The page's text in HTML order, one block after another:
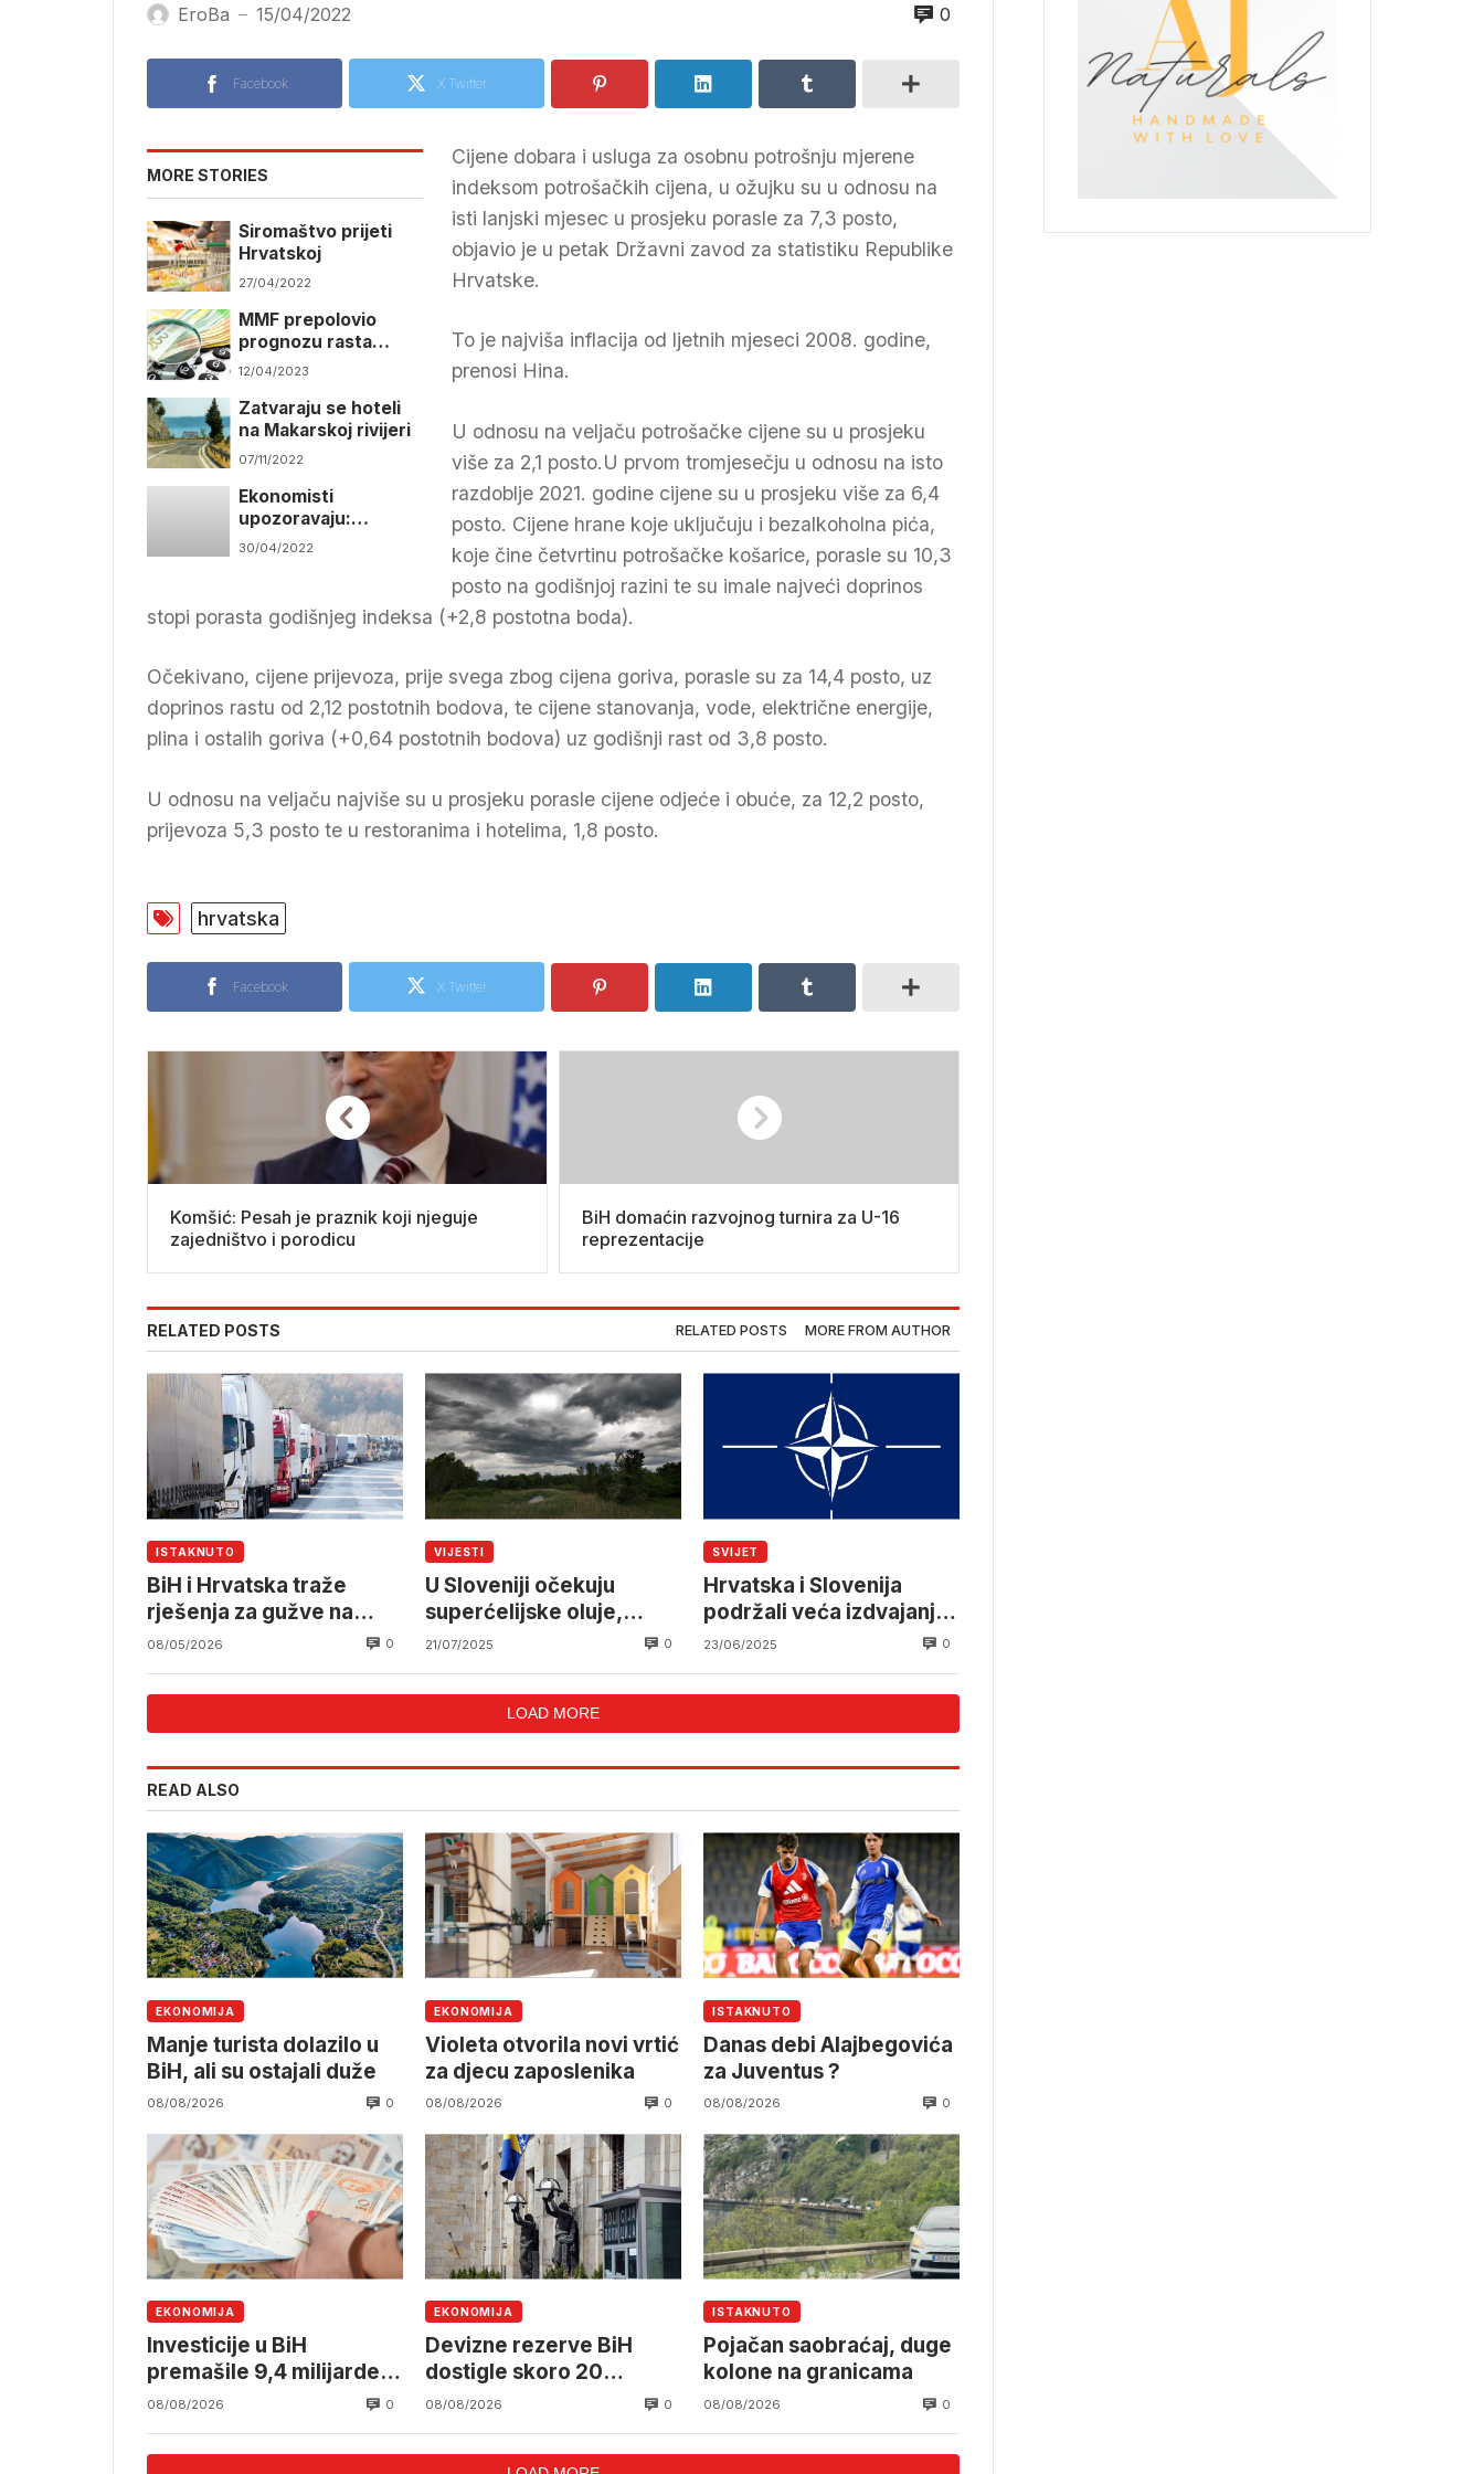
EroBa — 15/04/2022 0
Facebook X Twitter
MORE STORIES
Siromaštvo prijeti
Hrvatskoj
27/04/2022
MMF prepolovio
prognozu rasta
hrvatske ekonomije
12/04/2023
Zatvaraju se hoteli
na Makarskoj rivijeri
07/11/2022
Ekonomisti
upozoravaju:
Hrvatsku čekaju
30/04/2022
Cijene dobara i usluga za osobnu potrošnju mjerene
indeksom potrošačkih cijena, u ožujku su u odnosu na
isti lanjski mjesec u prosjeku porasle za 7,3 posto,
objavio je u petak Državni zavod za statistiku Republike
Hrvatske.
To je najviša inflacija od ljetnih mjeseci 2008. godine,
prenosi Hina.
U odnosu na veljaču potrošačke cijene su u prosjeku
više za 2,1 posto.U prvom tromjesečju u odnosu na isto
razdoblje 2021. godine cijene su u prosjeku više za 6,4
posto. Cijene hrane koje uključuju i bezalkoholna pića,
koje čine četvrtinu potrošačke košarice, porasle su 10,3
posto na godišnjoj razini te su imale najveći doprinos
stopi porasta godišnjeg indeksa (+2,8 postotna boda).
Očekivano, cijene prijevoza, prije svega zbog cijena goriva, porasle su za 14,4 posto, uz
doprinos rastu od 2,12 postotnih bodova, te cijene stanovanja, vode, električne energije,
plina i ostalih goriva (+0,64 postotnih bodova) uz godišnji rast od 3,8 posto.
U odnosu na veljaču najviše su u prosjeku porasle cijene odjeće i obuće, za 12,2 posto,
prijevoza 5,3 posto te u restoranima i hotelima, 1,8 posto.
hrvatska
Facebook X Twitter
Komšić: Pesah je praznik koji njeguje
zajedništvo i porodicu
BiH domaćin razvojnog turnira za U-16
reprezentacije
RELATED POSTS RELATED POSTS MORE FROM AUTHOR
ISTAKNUTO
BiH i Hrvatska traže
rješenja za gužve na
granicama
08/05/2026 0
VIJESTI
U Sloveniji očekuju
superćelijske oluje,
upozorenje izdato i u
21/07/2025 0
SVIJET
Hrvatska i Slovenija
podržali veća izdvajanja
za odbranu NATO-a
23/06/2025 0
LOAD MORE
READ ALSO
EKONOMIJA
Manje turista dolazilo u
BiH, ali su ostajali duže
08/08/2026 0
EKONOMIJA
Violeta otvorila novi vrtić
za djecu zaposlenika
08/08/2026 0
ISTAKNUTO
Danas debi Alajbegovića
za Juventus ?
08/08/2026 0
EKONOMIJA
Investicije u BiH
premašile 9,4 milijarde
KM
08/08/2026 0
EKONOMIJA
Devizne rezerve BiH
dostigle skoro 20
milijardi KM
08/08/2026 0
ISTAKNUTO
Pojačan saobraćaj, duge
kolone na granicama
08/08/2026 0